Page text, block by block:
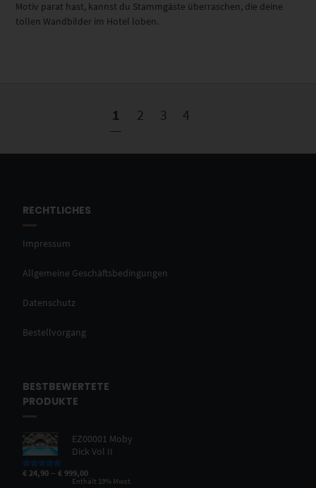
Motiv parat hast, kannst du Stammgäste überraschen, die deine
tollen Wandbilder im Hotel loben.
1 2 3 4
RECHTLICHES
Impressum
Allgemeine Geschäftsbedingungen
Datenschutz
Bestellvorgang
BESTBEWERTETE
PRODUKTE
EZ00001 Moby
Dick Vol II
Bewertet mit
von 5
€ 24,90 –€ 999,00
Enthält 19% Mwst.